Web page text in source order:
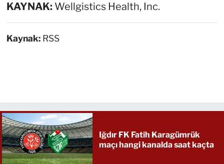
KAYNAK: Wellgistics Health, Inc.
Kaynak: RSS
Iğdır FK Fatih Karagümrük
maçı hangi kanalda saat kaçta